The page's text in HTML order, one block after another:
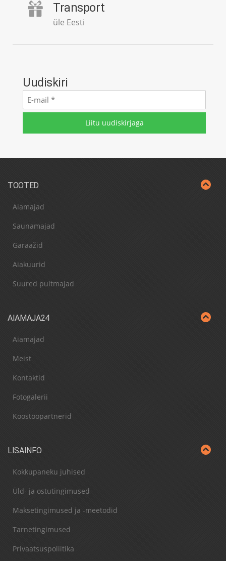
Transport
üle Eesti
Uudiskiri
E-
mail
TOOTED
Aiamajad
Saunamajad
Garaažid
Aiakuurid
Suured puitmajad
AIAMAJA24
Aiamajad
Meist
Kontaktid
Fotogalerii
Koostööpartnerid
LISAINFO
Kokkupaneku juhised
Üld- ja ostutingimused
Maksetingimused ja -meetodid
Tarnetingimused
Privaatsuspoliitika